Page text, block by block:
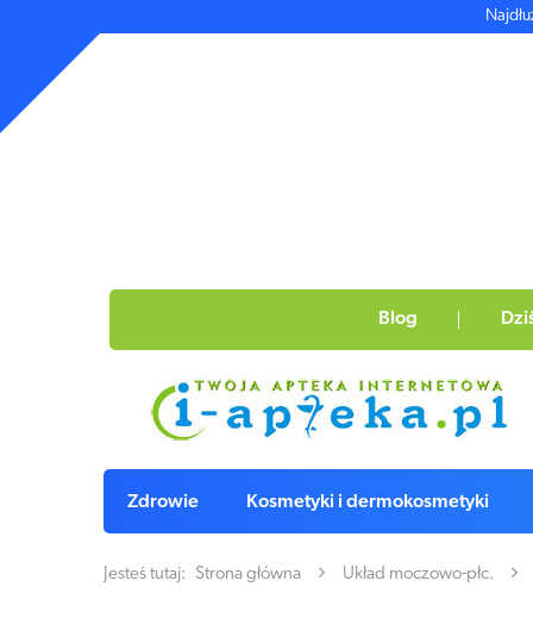
Blog
Zdrowie Kosmetyki i dermokosmetyki
Jesteś tutaj: Strona główna Układ moczowo-płc.